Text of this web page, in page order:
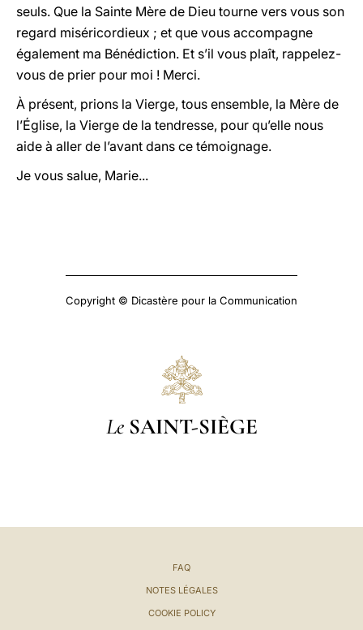
seuls. Que la Sainte Mère de Dieu tourne vers vous son
regard miséricordieux ; et que vous accompagne
également ma Bénédiction. Et s’il vous plaît, rappelez-
vous de prier pour moi ! Merci.
À présent, prions la Vierge, tous ensemble, la Mère de
l’Église, la Vierge de la tendresse, pour qu’elle nous
aide à aller de l’avant dans ce témoignage.
Je vous salue, Marie...
Copyright © Dicastère pour la Communication
Le SAINT-SIÈGE
FAQ
NOTES LÉGALES
COOKIE POLICY